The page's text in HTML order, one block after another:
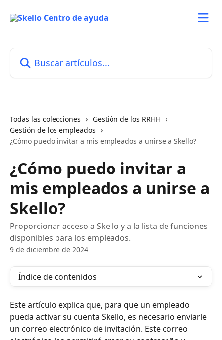
Todas las colecciones
Gestión de los RRHH
Gestión de los empleados
¿Cómo puedo invitar a mis empleados a unirse a Skello?
¿Cómo puedo invitar a
mis empleados a unirse a
Skello?
Proporcionar acceso a Skello y a la lista de funciones
disponibles para los empleados.
9 de diciembre de 2024
Índice de contenidos
Este artículo explica que, para que un empleado
pueda activar su cuenta Skello, es necesario enviarle
un correo electrónico de invitación. Este correo